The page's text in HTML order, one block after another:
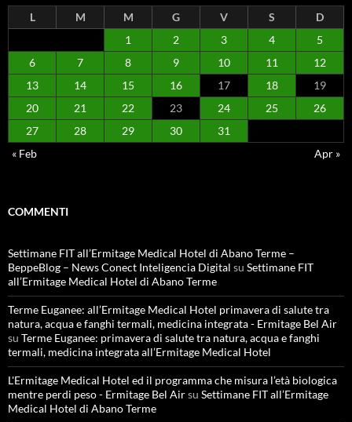
L M M G V S
D
1
2 3 4
5
6
7 8 9 10 11
12
13
14 15 16 17 18
19
20
21 22 23 24 25
26
27
28 29 30
31
« Feb
Apr »
COMMENTI
Settimane FIT all’Ermitage Medical Hotel di Abano Terme –
BeppeBlog – News Conect Inteligencia Digital su Settimane FIT
all’Ermitage Medical Hotel di Abano Terme
Terme Euganee: all’Ermitage Medical Hotel primavera di salute tra
natura, acqua e fanghi termali, medicina integrata - Ermitage Bel Air
su Terme Euganee: primavera di salute tra natura, acqua e fanghi
termali, medicina integrata all’Ermitage Medical Hotel
L'Ermitage Medical Hotel ed il programma che misura l’età biologica
mentre perdi peso - Ermitage Bel Airsu Settimane FIT all’Ermitage
Medical Hotel di Abano Terme